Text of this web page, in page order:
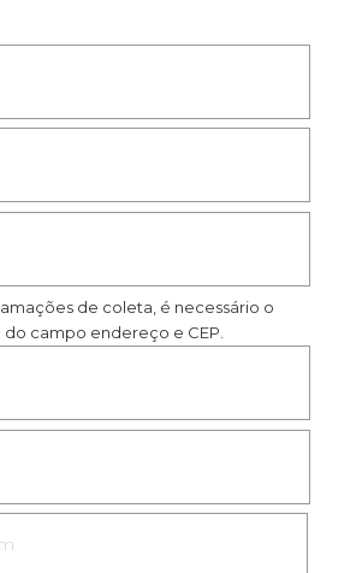
de coleta, é necessário o
campo endereço e CEP.